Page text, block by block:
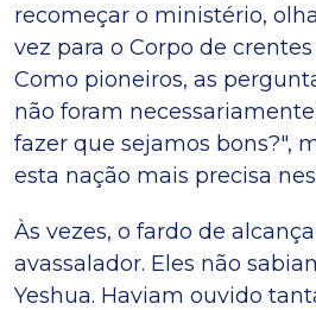
recomeçar o ministério,
vez para o Corpo de
Como pioneiros, as
não foram
fazer que sejamos bons?",
esta nação mais precisa
Às vezes, o fardo de
avassalador. Eles não
Yeshua. Haviam ouvido